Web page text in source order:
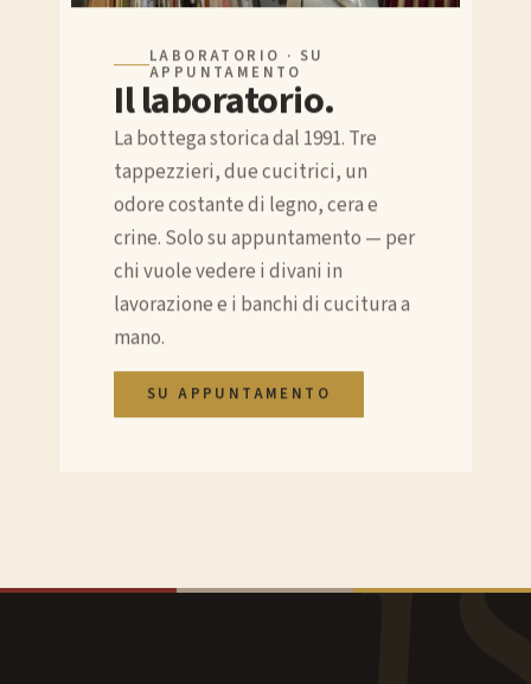
LABORATORIO · SU
APPUNTAMENTO
Il laboratorio.
La bottega storica dal 1991. Tre
tappezzieri, due cucitrici, un
odore costante di legno, cera e
crine. Solo su appuntamento — per
chi vuole vedere i divani in
lavorazione e i banchi di cucitura a
mano.
SU APPUNTAMENTO